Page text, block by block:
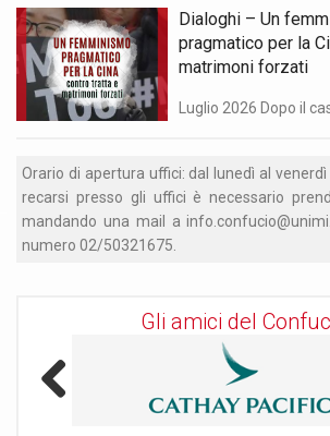
Dialoghi – Un
pragmatico per la
matrimoni forzati
Orario di apertura uffici: dal lunedì al
recarsi presso gli uffici è necessario
mandando una mail a
numero 02/50321675.
Gli amici del